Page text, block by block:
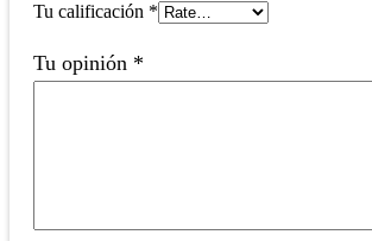
Tu calificación *
Tu opinión *